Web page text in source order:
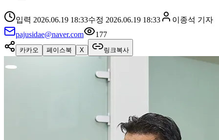
입력 2026.06.19 18:33수정 2026.06.19 18:33 이종석 기자
pajusidae@naver.com
177
카카오 페이스북 X 링크복사